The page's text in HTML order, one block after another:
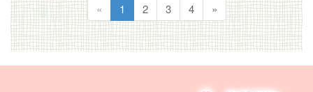
游、
背
包
« 1 2 3 4 »